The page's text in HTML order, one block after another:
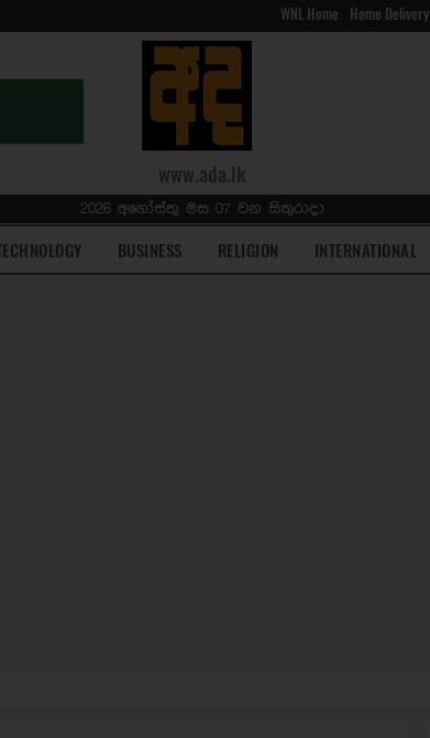
WNL Home Home Delivery
www.ada.lk
2026 අගෝස්තු මස 07 වන සිකුරාදා
BUSINESS RELIGION INTERNATIONAL